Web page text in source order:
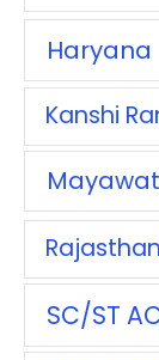
Haryana
Kanshi
SC/ST